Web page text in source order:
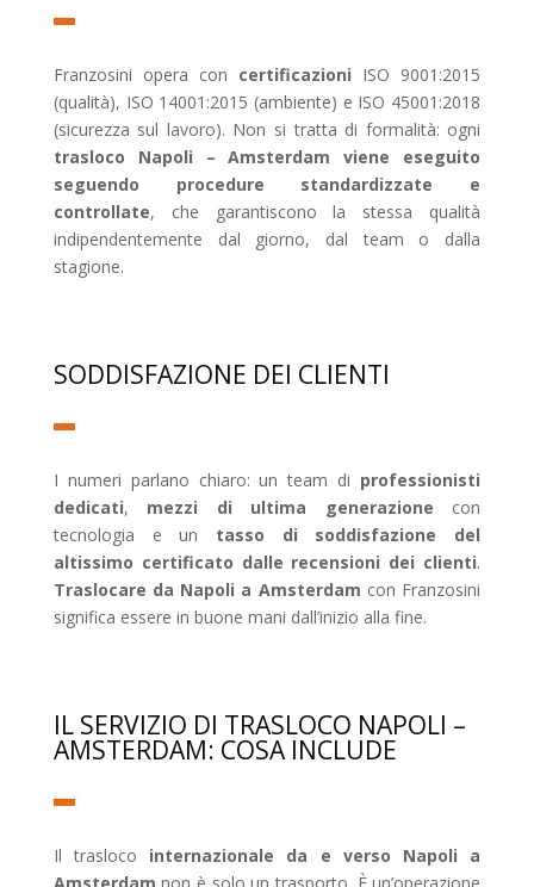
Franzosini opera con certificazioni ISO 9001:2015
(qualità), ISO 14001:2015 (ambiente) e ISO 45001:2018
(sicurezza sul lavoro). Non si tratta di formalità: ogni
trasloco Napoli – Amsterdam viene eseguito
seguendo procedure standardizzate e
controllate, che garantiscono la stessa qualità
indipendentemente dal giorno, dal team o dalla
stagione.
SODDISFAZIONE DEI CLIENTI
I numeri parlano chiaro: un team di professionisti
dedicati, mezzi di ultima generazione con
tecnologia e un tasso di soddisfazione del
altissimo certificato dalle recensioni dei clienti.
Traslocare da Napoli a Amsterdam con Franzosini
significa essere in buone mani dall’inizio alla fine.
IL SERVIZIO DI TRASLOCO NAPOLI –
AMSTERDAM: COSA INCLUDE
Il trasloco internazionale da e verso Napoli a